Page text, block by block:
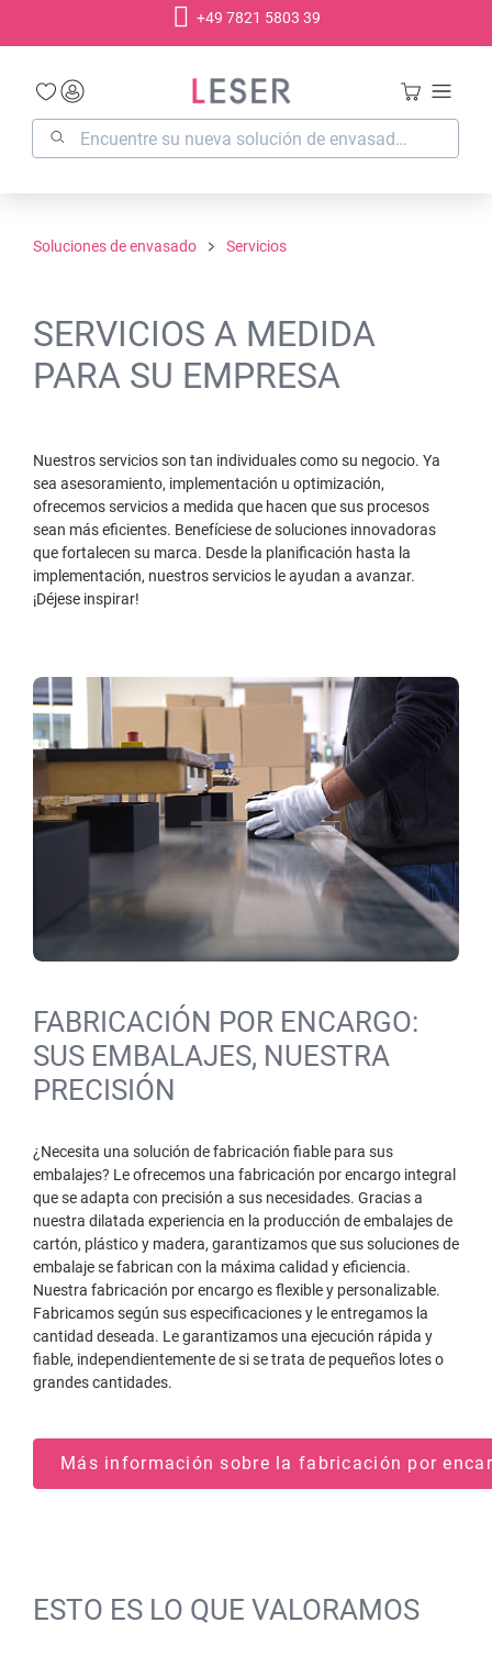
+49 7821 5803 39
Soluciones de envasado Servicios
SERVICIOS A MEDIDA
PARA SU EMPRESA
Nuestros servicios son tan individuales como su negocio. Ya
sea asesoramiento, implementación u optimización,
ofrecemos servicios a medida que hacen que sus procesos
sean más eficientes. Benefíciese de soluciones innovadoras
que fortalecen su marca. Desde la planificación hasta la
implementación, nuestros servicios le ayudan a avanzar.
¡Déjese inspirar!
FABRICACIÓN POR ENCARGO:
SUS EMBALAJES, NUESTRA
PRECISIÓN
¿Necesita una solución de fabricación fiable para sus
embalajes? Le ofrecemos una fabricación por encargo integral
que se adapta con precisión a sus necesidades. Gracias a
nuestra dilatada experiencia en la producción de embalajes de
cartón, plástico y madera, garantizamos que sus soluciones de
embalaje se fabrican con la máxima calidad y eficiencia.
Nuestra fabricación por encargo es flexible y personalizable.
Fabricamos según sus especificaciones y le entregamos la
cantidad deseada. Le garantizamos una ejecución rápida y
fiable, independientemente de si se trata de pequeños lotes o
grandes cantidades.
Más información sobre la fabricación por
ESTO ES LO QUE VALORAMOS